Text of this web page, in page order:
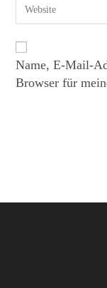
Name, E-Mail-
Browser für